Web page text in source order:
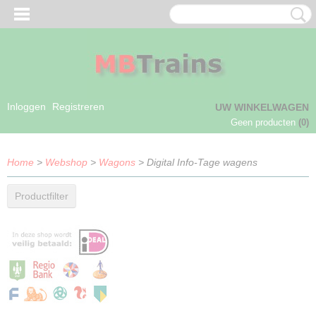
Inloggen Registreren UW WINKELWAGEN
Geen producten (0)
Home > Webshop > Wagons > Digital Info-Tage wagens
Productfilter